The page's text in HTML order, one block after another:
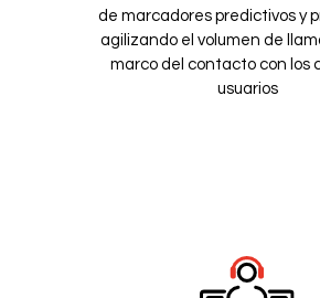
de marcadores predictivos y
agilizando el volumen de
marco del contacto con los
usuarios